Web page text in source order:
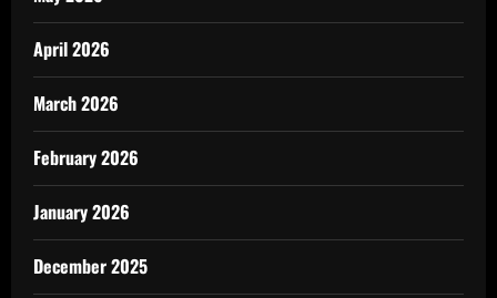
April 2026
March 2026
February 2026
January 2026
December 2025